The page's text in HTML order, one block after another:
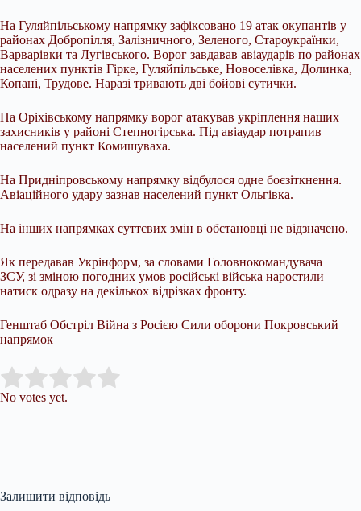
На Гуляйпільському напрямку зафіксовано 19 атак окупантів у
районах Добропілля, Залізничного, Зеленого, Староукраїнки,
Варварівки та Лугівського. Ворог завдавав авіаударів по районах
населених пунктів Гірке, Гуляйпільське, Новоселівка, Долинка,
Копані, Трудове. Наразі тривають дві бойові сутички.
На Оріхівському напрямку ворог атакував укріплення наших
захисників у районі Степногірська. Під авіаудар потрапив
населений пункт Комишуваха.
На Придніпровському напрямку відбулося одне боєзіткнення.
Авіаційного удару зазнав населений пункт Ольгівка.
На інших напрямках суттєвих змін в обстановці не відзначено.
Як передавав Укрінформ, за словами Головнокомандувача
ЗСУ, зі зміною погодних умов російські війська наростили
натиск одразу на декількох відрізках фронту.
Генштаб Обстріл Війна з Росією Сили оборони Покровський
напрямок
Rate this item:
No votes yet.
Залишити відповідь